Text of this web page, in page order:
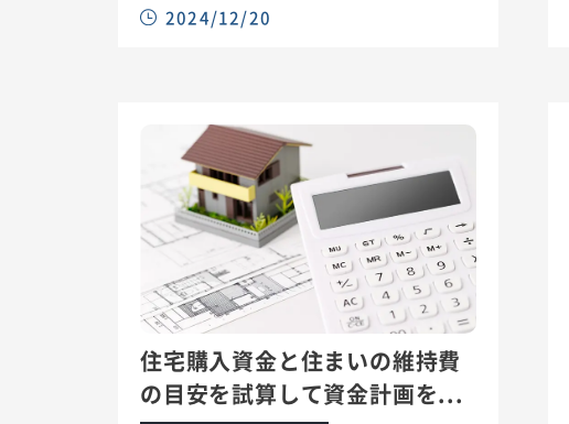
2024/12/20
住宅購入資金と住まいの維持費
の目安を試算して資金計画を...